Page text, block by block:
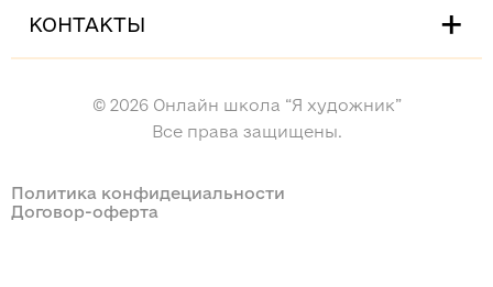
КОНТАКТЫ
© 2026 Онлайн школа “Я художник”
Все права защищены.
Политика конфидециальности
Договор-оферта